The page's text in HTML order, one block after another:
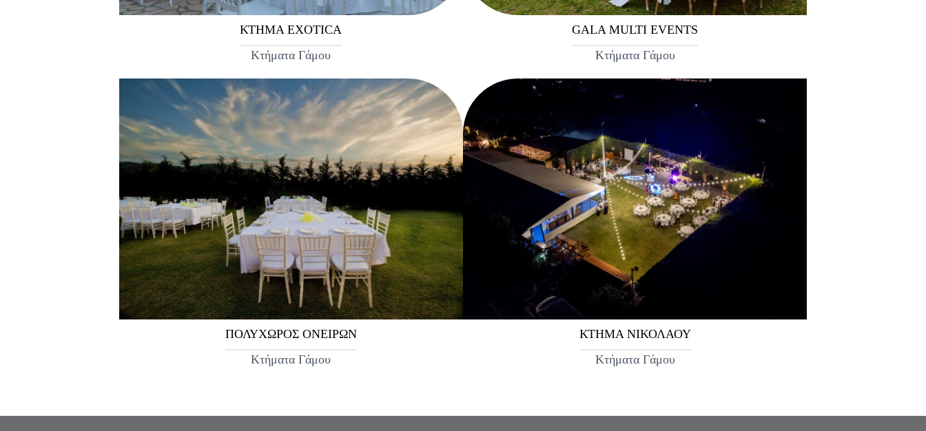
ΚΤΗΜΑ EXOTICA
Κτήματα Γάμου
GALA MULTI EVENTS
Κτήματα Γάμου
ΠΟΛΥΧΩΡΟΣ ΟΝΕΙΡΩΝ
Κτήματα Γάμου
ΚΤΗΜΑ ΝΙΚΟΛΑΟΥ
Κτήματα Γάμου